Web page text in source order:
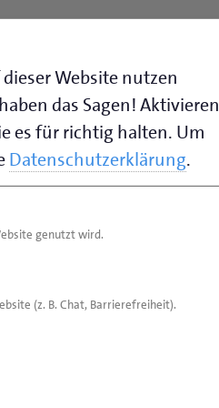
Website nutzen
das Sagen! Aktivieren
es für richtig halten. Um
Datenschutzerklärung.
genutzt wird.
(z. B. Chat, Barrierefreiheit).